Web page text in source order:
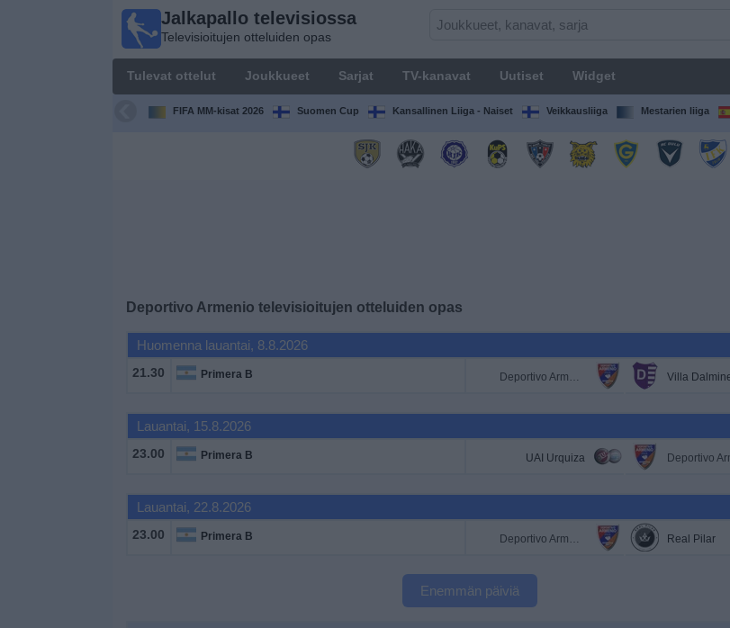
Jalkapallo televisiossa
Televisioitujen otteluiden opas
Tulevat ottelut Joukkueet Sarjat TV-kanavat Uutiset Widget
FIFA MM-kisat 2026 Suomen Cup Kansallinen Liiga - Naiset Veikkausliiga Mestarien liiga
Deportivo Armenio televisioitujen otteluiden opas
Huomenna lauantai, 8.8.2026
21.30 Primera B Deportivo Armenio Villa
Lauantai, 15.8.2026
23.00 Primera B UAI Urquiza Deportivo
Lauantai, 22.8.2026
23.00 Primera B Deportivo Armenio Real Pilar
Enemmän päiviä
Jalkapallo
televisiossa
Televisioitujen
otteluiden opas